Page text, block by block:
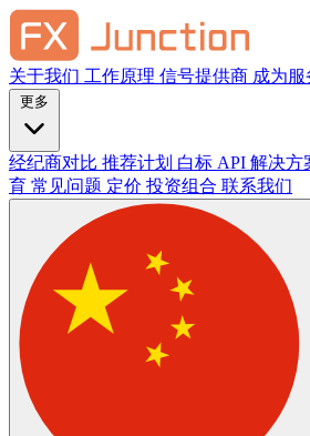
关于我们 工作原理 信号提供商 成为
经纪商对比 推荐计划 白标 API 解决方
育 常见问题 定价 投资组合 联系我们